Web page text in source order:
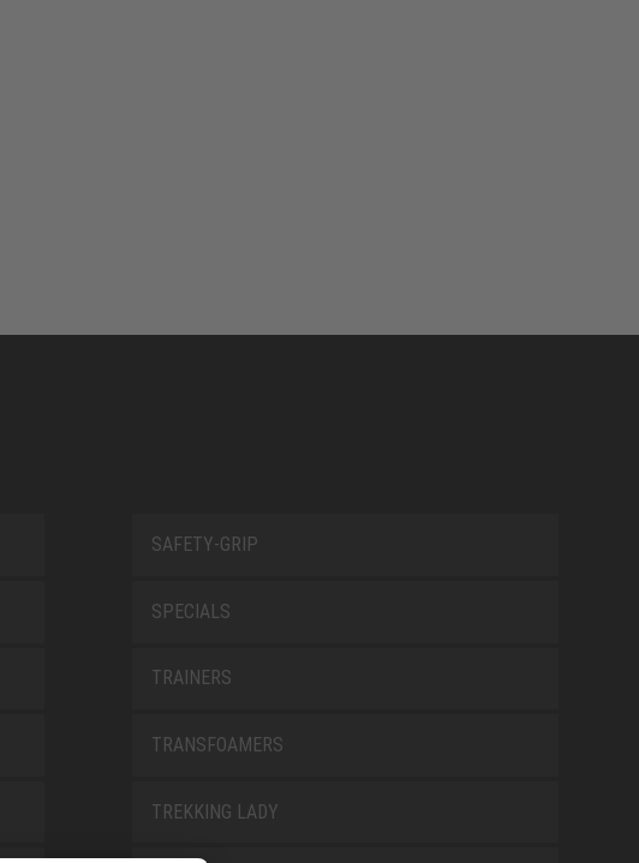
SAFETY-GRIP
SPECIALS
TRAINERS
TRANSFOAMERS
TREKKING LADY